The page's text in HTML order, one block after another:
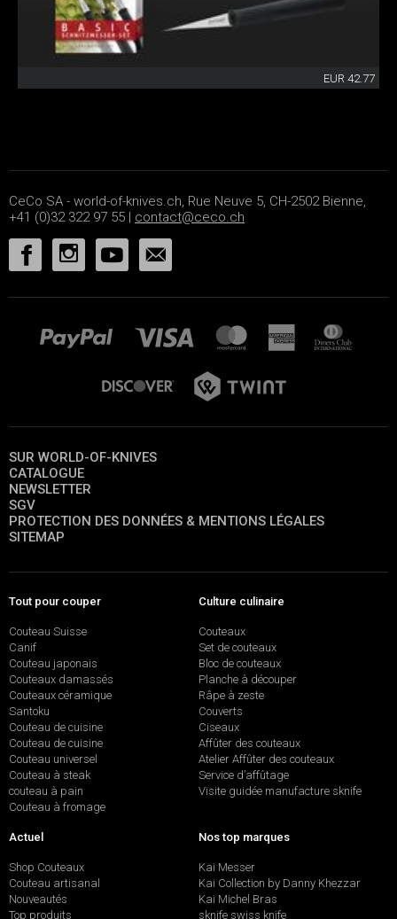
EUR 42.77
CeCo SA - world-of-knives.ch, Rue Neuve 5, CH-2502 Bienne,
+41 (0)32 322 97 55 | contact@ceco.ch
SUR WORLD-OF-KNIVES
CATALOGUE
NEWSLETTER
SGV
PROTECTION DES DONNÉES & MENTIONS LÉGALES
SITEMAP
Tout pour couper
Couteau Suisse
Canif
Couteau japonais
Couteaux damassés
Couteaux céramique
Santoku
Couteau de cuisine
Couteau de cuisine
Couteau universel
Couteau à steak
couteau à pain
Couteau à fromage
Culture culinaire
Couteaux
Set de couteaux
Bloc de couteaux
Planche à découper
Râpe à zeste
Couverts
Ciseaux
Affûter des couteaux
Atelier Affûter des couteaux
Service d’affûtage
Visite guidée manufacture sknife
Actuel
Shop Couteaux
Couteau artisanal
Nouveautés
Top produits
Nos top marques
Kai Messer
Kai Collection by Danny Khezzar
Kai Michel Bras
sknife swiss knife